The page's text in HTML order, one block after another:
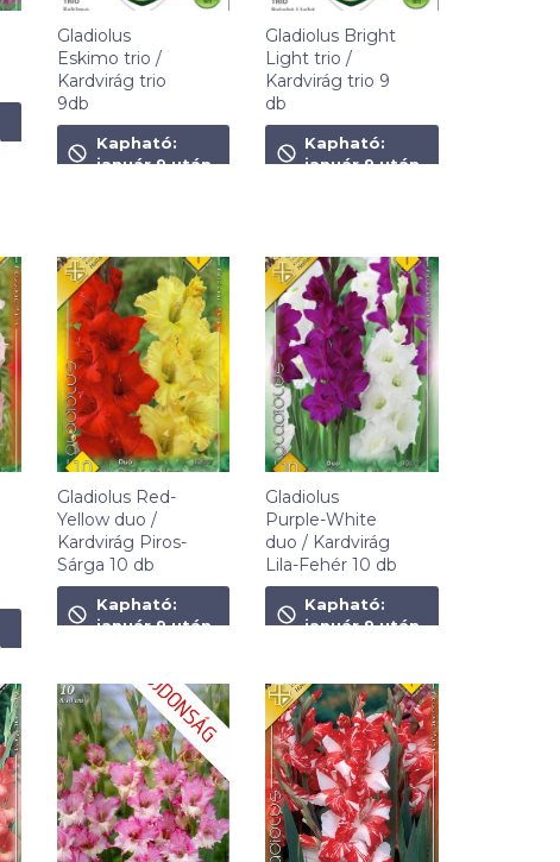
Gladiolus
Eskimo trio /
Kardvirág trio
9db
1 090Ft
Kapható:
január 9 után
Gladiolus Bright
Light trio /
Kardvirág trio 9
db
1 090Ft
Kapható:
január 9 után
Gladiolus Red-
Yellow duo /
Kardvirág Piros-
Sárga 10 db
1 090Ft
Kapható:
január 9 után
Gladiolus
Purple-White
duo / Kardvirág
Lila-Fehér 10 db
1 090Ft
Kapható:
január 9 után